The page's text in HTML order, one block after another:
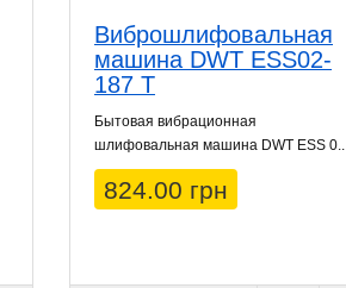
Виброшлифовальная
машина DWT ESS02-
187 T
Бытовая вибрационная
шлифовальная машина DWT ESS 0..
824.00 грн